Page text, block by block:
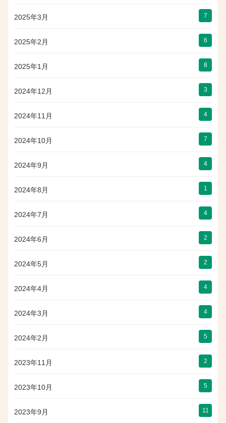
2025年3月 7
2025年2月 6
2025年1月 8
2024年12月 3
2024年11月 4
2024年10月 7
2024年9月 4
2024年8月 1
2024年7月 4
2024年6月 2
2024年5月 2
2024年4月 4
2024年3月 4
2024年2月 5
2023年11月 2
2023年10月 5
2023年9月 11